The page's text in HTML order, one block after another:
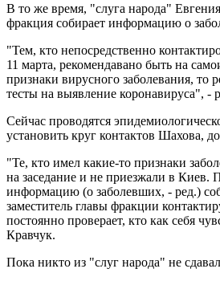
В то же время, "слуга народа"
фракция собирает информацию о
"Тем, кто непосредственно
11 марта, рекомендавано быть на
признаки вирусного заболевания, то
тесты на выявление коронавируса", -
Сейчас проводятся
установить круг контактов Шахова,
"Те, кто имел какие-то признаки
на заседание и не приезжали в Киев.
информацию (о заболевших, - ред.)
заместитель главы фракции
постоянно проверает, кто как себя
Кравчук.
Пока никто из "слуг народа" не